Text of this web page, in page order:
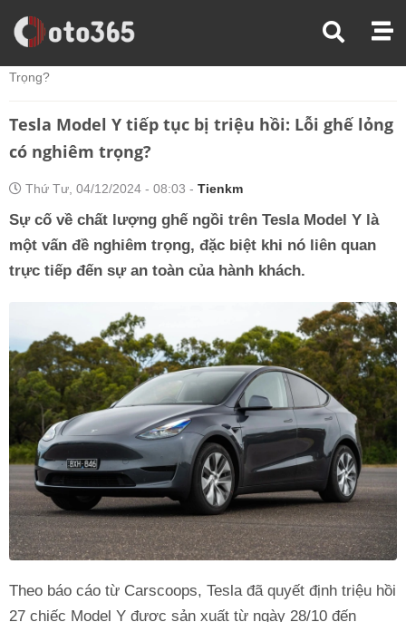
Trang Chủ
Tin Xe
Trọng?
Tesla Model Y tiếp tục bị triệu hồi: Lỗi ghế lỏng
có nghiêm trọng?
Thứ Tư, 04/12/2024 - 08:03 - Tienkm
Sự cố về chất lượng ghế ngồi trên Tesla Model Y là
một vấn đề nghiêm trọng, đặc biệt khi nó liên quan
trực tiếp đến sự an toàn của hành khách.
Theo báo cáo từ Carscoops, Tesla đã quyết định triệu hồi
27 chiếc Model Y được sản xuất từ ngày 28/10 đến